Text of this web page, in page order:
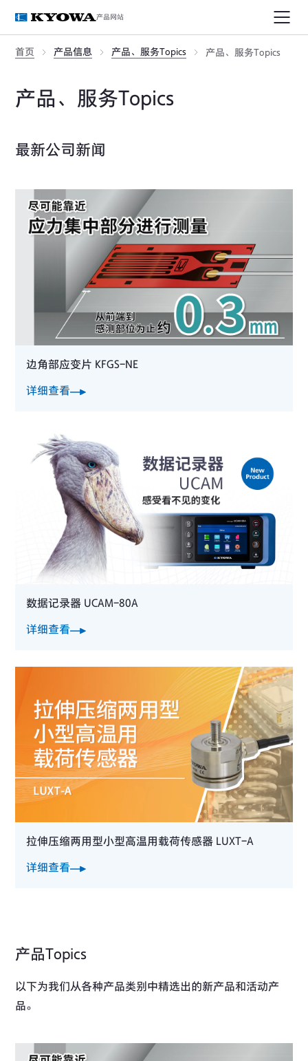
产品网站
首页 产品信息 产品、服务Topics 产品、服务Topics
产品、服务Topics
最新公司新闻
边角部应变片 KFGS-NE
详细查看
数据记录器 UCAM-80A
详细查看
拉伸压缩两用型小型高温用载荷传感器 LUXT-A
详细查看
产品Topics
以下为我们从各种产品类别中精选出的新产品和活动产
品。